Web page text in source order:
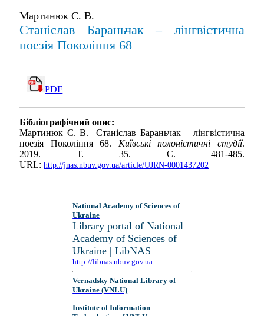
Мартинюк С. В.
Станіслав Бараньчак – лінгвістична
поезія Покоління 68
PDF
Бібліографічний опис:
Мартинюк С. В. Станіслав Бараньчак – лінгвістична
поезія Покоління 68. Київські полоністичні студії.
2019. Т. 35. С. 481-485.
URL: http://jnas.nbuv.gov.ua/article/UJRN-0001437202
National Academy of Sciences of
Ukraine
Library portal of National
Academy of Sciences of
Ukraine | LibNAS
http://libnas.nbuv.gov.ua
Vernadsky National Library of
Ukraine (VNLU)
Institute of Information